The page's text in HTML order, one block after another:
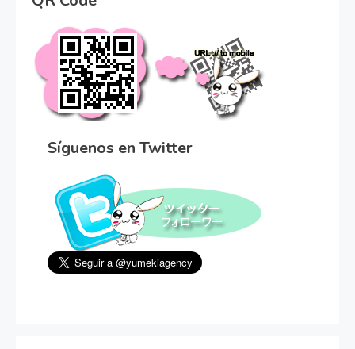
Síguenos en Twitter